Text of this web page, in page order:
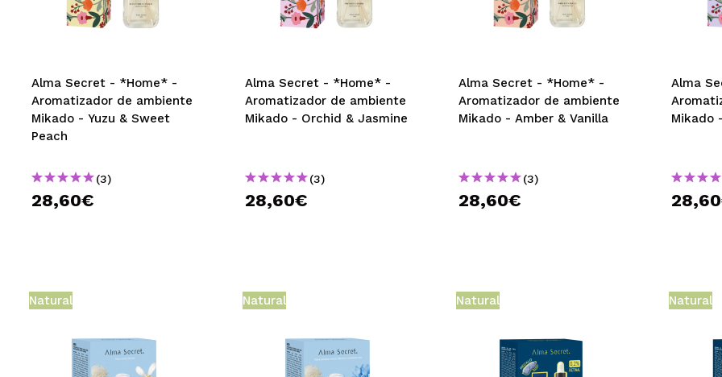
MAQUIFARMA
TRAVEL SIZE
NATURE
DESCONTOS
OUTLET
BLOG
Alma Secret - *Home* -
Aromatizador de ambiente
Mikado - Yuzu & Sweet
Peach
(3)
28,60€
Alma Secret - *Home* -
Aromatizador de ambiente
Mikado - Orchid & Jasmine
(3)
28,60€
Alma Secret - *Home* -
Aromatizador de ambiente
Mikado - Amber & Vanilla
(3)
28,60€
Alma
Mikado
Natural Natural Natural Natural